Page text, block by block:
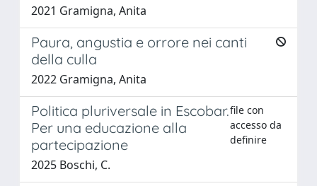
2021 Gramigna, Anita
Paura, angustia e orrore nei canti
della culla
2022 Gramigna, Anita
Politica pluriversale in Escobar.
Per una educazione alla
partecipazione
file con
accesso da
definire
2025 Boschi, C.